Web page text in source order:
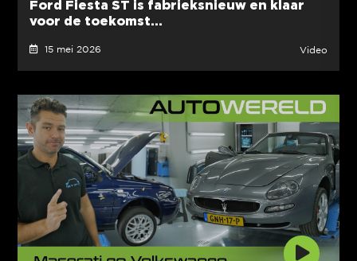
Ford Fiesta ST is fabrieksnieuw en klaar
voor de toekomst...
15 mei 2026 Video